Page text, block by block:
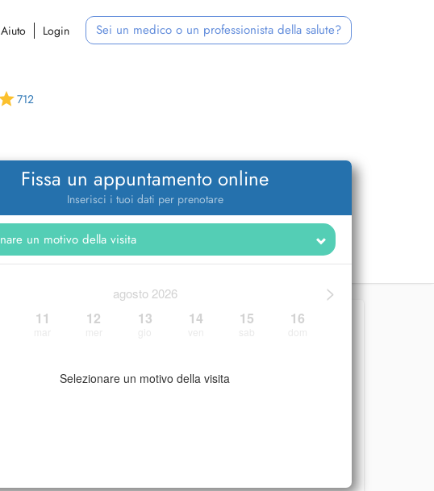
Aiuto Login Sei un medico o un professionista della salute?
712
Fissa un appuntamento online
Inserisci i tuoi dati per prenotare
>
agosto 2026
11 12 13 14 15 16
Selezionare un motivo della visita